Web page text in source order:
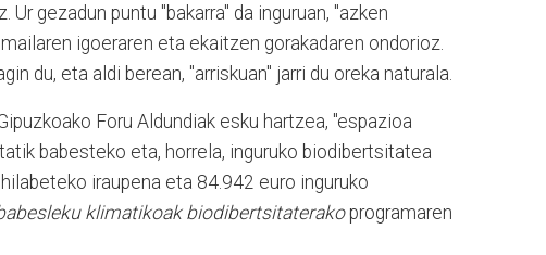
gezadun puntu "bakarra" da inguruan, "azken
igoeraren eta ekaitzen gorakadaren ondorioz.
du, eta aldi berean, "arriskuan" jarri du oreka naturala.
Foru Aldundiak esku hartzea, "espazioa
babesteko eta, horrela, inguruko biodibertsitatea
iraupena eta 84.942 euro inguruko
klimatikoak biodibertsitaterakoprogramaren